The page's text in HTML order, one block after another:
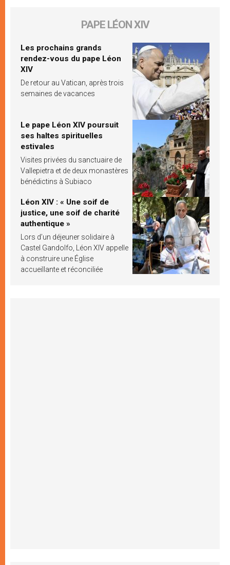
PAPE LÉON XIV
Les prochains grands
rendez-vous du pape Léon
XIV
De retour au Vatican, après trois
semaines de vacances
Le pape Léon XIV poursuit
ses haltes spirituelles
estivales
Visites privées du sanctuaire de
Vallepietra et de deux monastères
bénédictins à Subiaco
Léon XIV : « Une soif de
justice, une soif de charité
authentique »
Lors d’un déjeuner solidaire à
Castel Gandolfo, Léon XIV appelle
à construire une Église
accueillante et réconciliée